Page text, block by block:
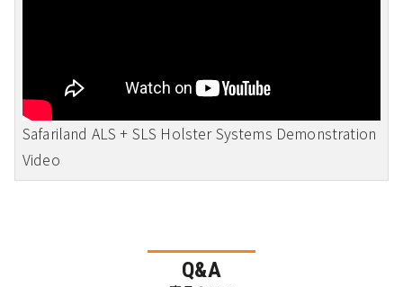
Safariland ALS + SLS Holster Systems Demonstration
Video
Q&A